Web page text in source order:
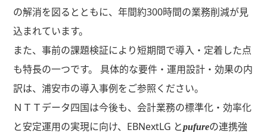
の解消を図るとともに、年間約300時間の業務削減が見
込まれています。
また、事前の課題検証により短期間で導入・定着した点
も特長の一つです。 具体的な要件・運用設計・効果の内
訳は、浦安市の導入事例をご参照ください。
ＮＴＴデータ四国は今後も、会計業務の標準化・効率化
と安定運用の実現に向け、EBNextLG とpufureの連携強